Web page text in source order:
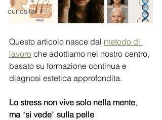
curiosita
Questo articolo nasce dal metodo di
lavoro che adottiamo nel nostro centro,
basato su formazione continua e
diagnosi estetica approfondita.
Lo stress non vive solo nella mente,
ma “si vede” sulla pelle